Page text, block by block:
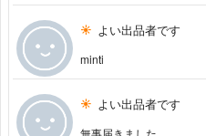
よい出品者です
minti
よい出品者です
無事届きました